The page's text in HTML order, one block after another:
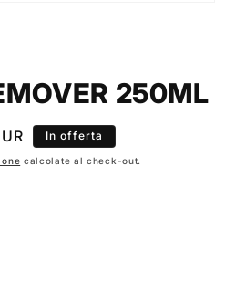
250ML
In offerta
calcolate al check-out.